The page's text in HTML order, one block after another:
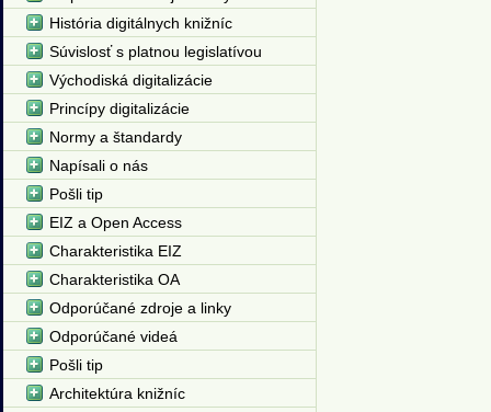
História digitálnych knižníc
Súvislosť s platnou legislatívou
Východiská digitalizácie
Princípy digitalizácie
Normy a štandardy
Napísali o nás
Pošli tip
EIZ a Open Access
Charakteristika EIZ
Charakteristika OA
Odporúčané zdroje a linky
Odporúčané videá
Pošli tip
Architektúra knižníc